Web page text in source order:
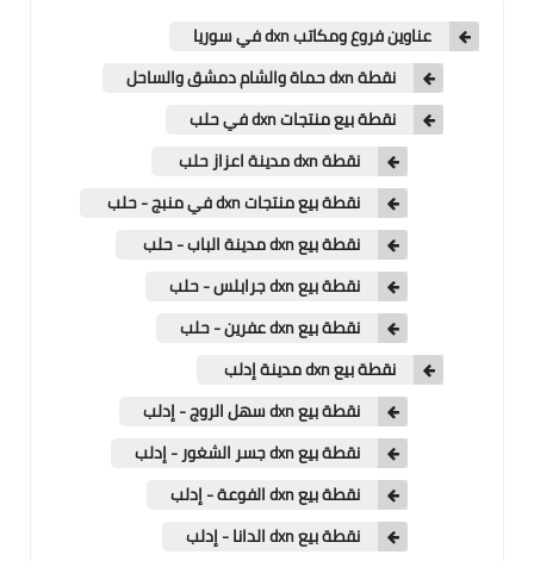
عناوين فروع ومكاتب dxn في سوريا
نقطة dxn حماة والشام دمشق والساحل
نقطة بيع منتجات dxn في حلب
نقطة dxn مدينة اعزاز حلب
نقطة بيع منتجات dxn في منبج - حلب
نقطة بيع dxn مدينة الباب - حلب
نقطة بيع dxn جرابلس - حلب
نقطة بيع dxn عفرين - حلب
نقطة بيع dxn مدينة إدلب
نقطة بيع dxn سهل الروج - إدلب
نقطة بيع dxn جسر الشغور - إدلب
نقطة بيع dxn الفوعة - إدلب
نقطة بيع dxn الدانا - إدلب